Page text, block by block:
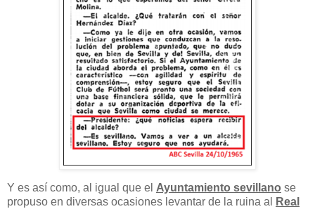
Y es así como, al igual que el Ayuntamiento sevillano se
propuso en diversas ocasiones levantar de la ruina al
Real